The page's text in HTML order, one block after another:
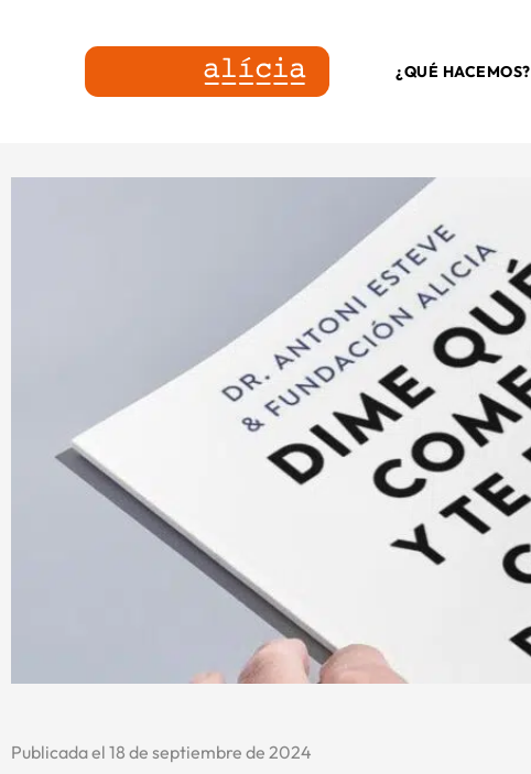
¿QUÉ HACEMOS?
Publicada el 18 de septiembre de 2024